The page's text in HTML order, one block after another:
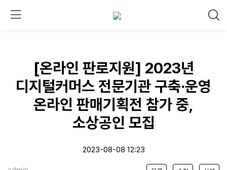
[온라인 판로지원] 2023년
디지털커머스 전문기관 구축·운영
온라인 판매기획전 참가 중,
소상공인 모집
2023-08-08 12:23